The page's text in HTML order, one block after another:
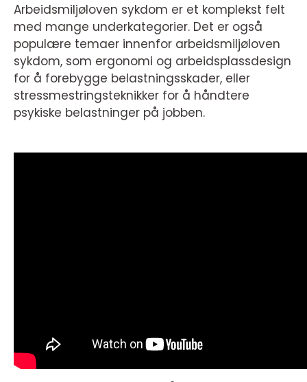
Arbeidsmiljøloven sykdom er et komplekst felt
med mange underkategorier. Det er også
populære temaer innenfor arbeidsmiljøloven
sykdom, som ergonomi og arbeidsplassdesign
for å forebygge belastningsskader, eller
stressmestringsteknikker for å håndtere
psykiske belastninger på jobben.